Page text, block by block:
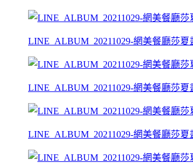
LINE_ALBUM_20211029-網美餐廳莎夏
LINE_ALBUM_20211029-網美餐廳莎夏
LINE_ALBUM_20211029-網美餐廳莎夏